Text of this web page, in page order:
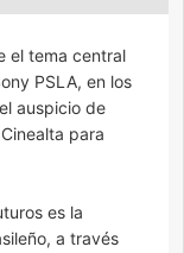
el tema central
PSLA, en los
auspicio de
para
es la
a través